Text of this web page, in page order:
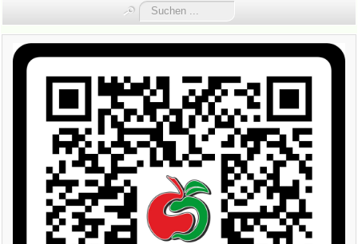
TEAM
TERMINE
OGV INFOBRIEFE
UNSER VEREIN
KONTAKT
GARTENKALENDER
Suchen
...